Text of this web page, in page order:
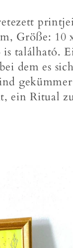
Größe: 10
található.
dem es
ein Ritual